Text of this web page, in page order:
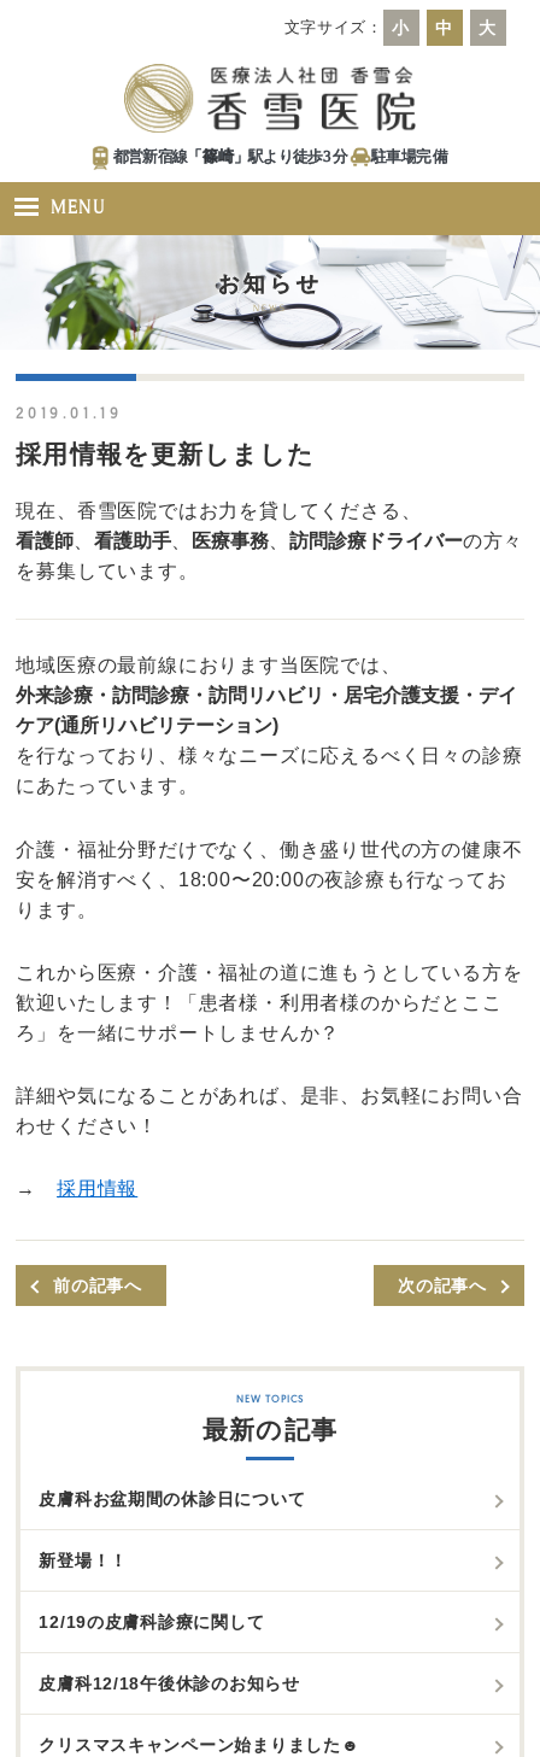
文字サイズ： 小 中 大
都営新宿線「篠崎」駅より徒歩3分 駐車場完備
MENU
お知らせ
NEWS
2019.01.19
採用情報を更新しました
現在、香雪医院ではお力を貸してくださる、
看護師 、看護助手 医療事務 訪問診療ドライバーの方々
を募集しています。
地域医療の最前線におります当医院では、
外来診療・訪問診療・訪問リハビリ・居宅介護支援・デイ
ケア(通所リハビリテーション)
を行なっており、様々なニーズに応えるべく日々の診療
にあたっています。
介護・福祉分野だけでなく、働き盛り世代の方の健康不
安を解消すべく、18:00〜20:00の夜診療も行なってお
ります。
これから医療・介護・福祉の道に進もうとしている方を
歓迎いたします！「患者様・利用者様のからだとここ
ろ」を一緒にサポートしませんか？
詳細や気になることがあれば、是非、お気軽にお問い合
わせください！
→採用情報
前の記事へ 次の記事へ
最新の記事
皮膚科お盆期間の休診日について
新登場！！
12/19の皮膚科診療に関して
皮膚科12/18午後休診のお知らせ
クリスマスキャンペーン始まりました☻